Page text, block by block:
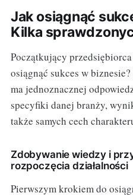
Jak osiągnąć
Kilka
Początkujący
osiągnąć sukces w
ma jednoznacznej
specyfiki danej branży,
także samych cech
Zdobywanie wiedzy i
rozpoczęcia działalności
Pierwszym krokiem do